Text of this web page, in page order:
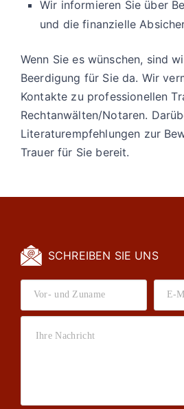
Wir informieren Sie über
und die finanzielle
Wenn Sie es wünschen, sind
Beerdigung für Sie da. Wir
Kontakte zu professionellen
Rechtanwälten/Notaren.
Literaturempfehlungen zur
Trauer für Sie bereit.
SCHREIBEN SIE UNS